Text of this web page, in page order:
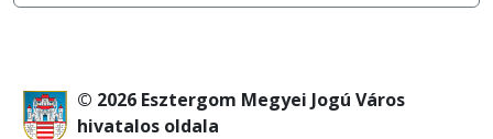
© 2026 Esztergom Megyei Jogú Város
hivatalos oldala